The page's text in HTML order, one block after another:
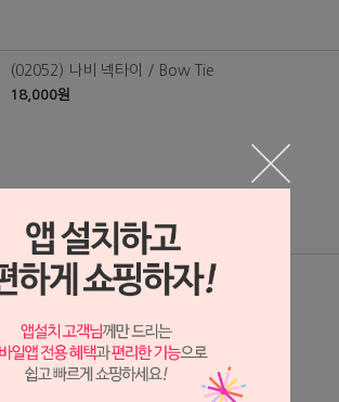
(02052) 나비 넥타이 / Bow Tie
18,000원
(02050) 나비 넥타이 / Bow Tie
18,000원